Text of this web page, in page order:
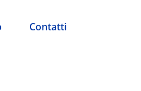
Contatti